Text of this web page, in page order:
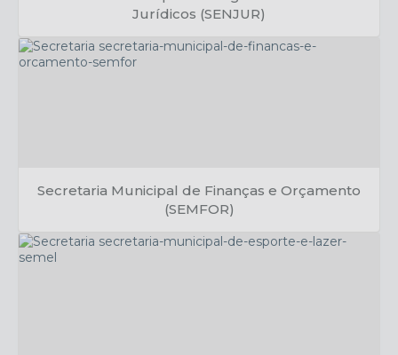
Jurídicos (SENJUR)
Secretaria Municipal de Finanças e Orçamento
(SEMFOR)